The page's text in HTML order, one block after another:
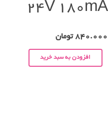
24V 180mA
840.000 تومان
افزودن به سبد خرید